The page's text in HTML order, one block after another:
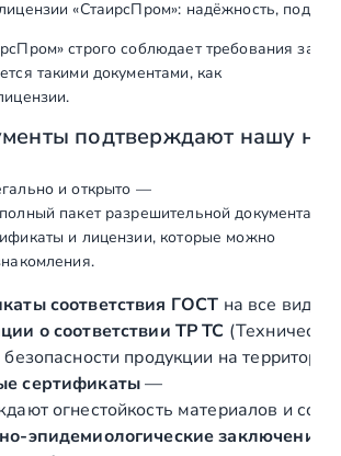
«СтаирсПром»: надёжность,
строго соблюдает требования
такими документами, как
подтверждают нашу
и открыто —
пакет разрешительной
и лицензии, которые можно
соответствия ГОСТ на все виды
о соответствии ТР ТС
безопасности продукции на
сертификаты—
огнестойкость материалов и
заключения